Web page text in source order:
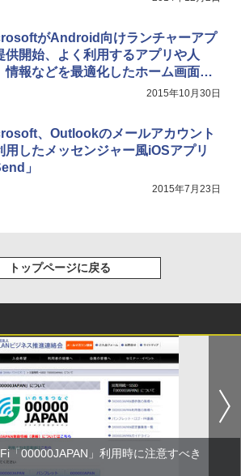
がAndroid向けランチャーアプ
供開始、よく利用するアプリや人
情報などを最適化したホーム画面を
2015年10月30日
、Outlookのメールアカウント
用したメッセンジャー風iOSアプリ
」
2015年7月23日
トップページに戻る
「00000JAPAN」利用時に注意すべき